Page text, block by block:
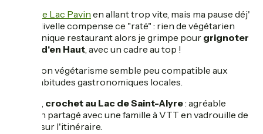
le Lac Pavin en allant trop vite, mais ma pause déj'
à la Godivelle compense ce "raté" : rien de végétarien
dans l'unique restaurant alors je grimpe pour grignoter
au Lac d'en Haut, avec un cadre au top !
Mon végétarisme semble peu compatible aux
habitudes gastronomiques locales.
Ensuite, crochet au Lac de Saint-Alyre: agréable
tronçon partagé avec une famille à VTT en vadrouille de
2 jours sur l'itinéraire.